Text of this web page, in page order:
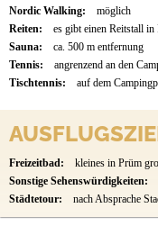
Nordic Walking:
möglich
Reiten:
es gibt einen Reitstall
Sauna:
ca. 500 m entfernung
Tennis:
angrenzend an den
Tischtennis:
auf dem
Freizeitbad:
kleines in Prüm
Sonstige Sehenswürdigkeiten:
Städtetour:
nach Absprache